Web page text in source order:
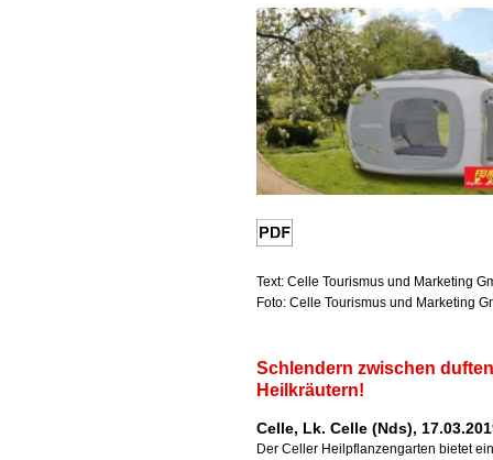
Text: Celle Tourismus und Marketing
Foto: Celle Tourismus und Marketing
Schlendern zwischen
Heilkräutern!
Celle, Lk. Celle (Nds),
Der Celler Heilpflanzengarten bietet